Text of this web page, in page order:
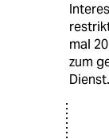
mal
zum
Dienst.